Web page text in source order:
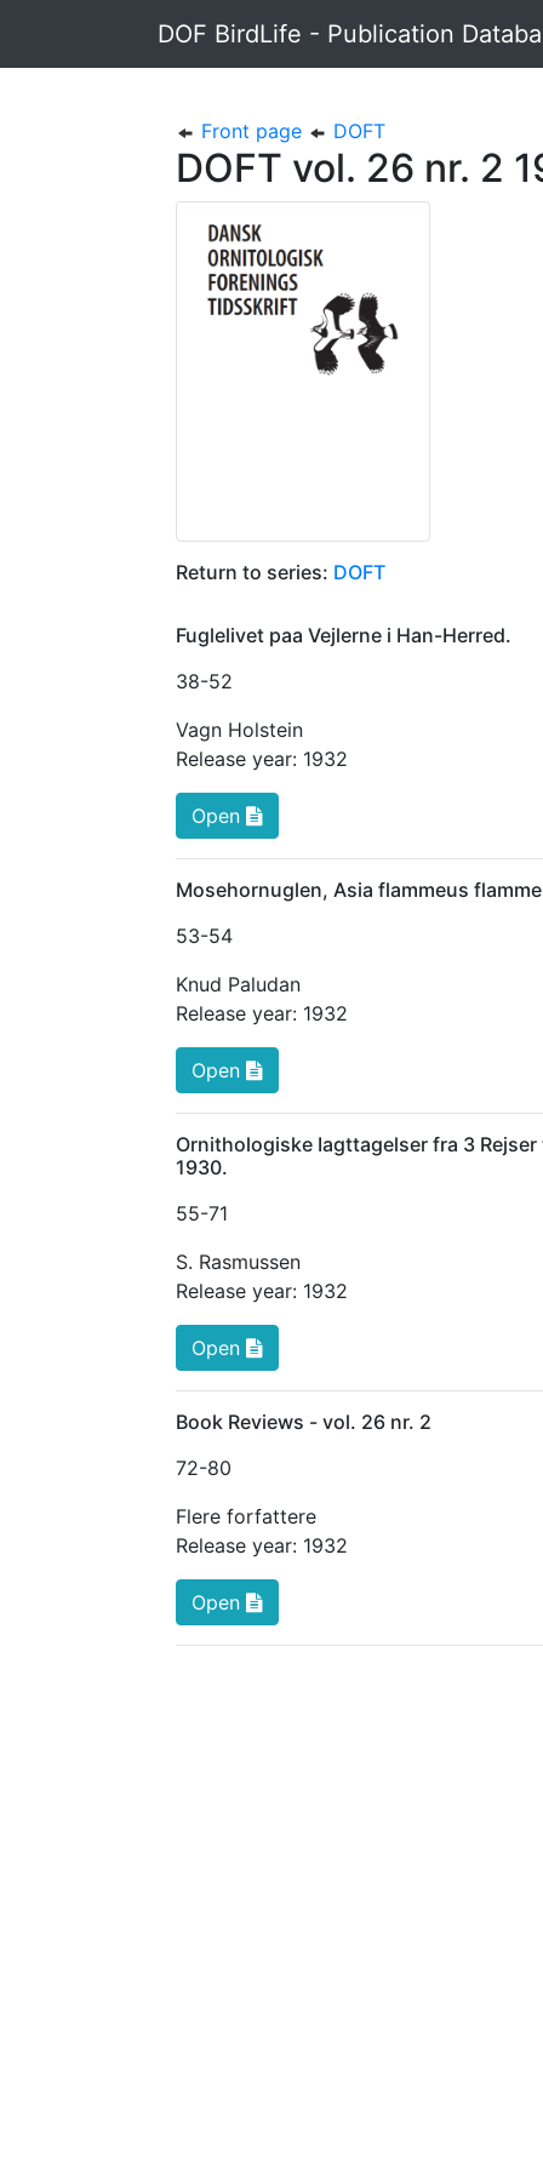
DOF BirdLife - Publication
Front page DOFT
DOFT vol. 26 nr. 2
Return to series: DOFT
Fuglelivet paa Vejlerne i Han-Herred.
38-52
Vagn Holstein
Release year: 1932
Open
Mosehornuglen, Asia flammeus
53-54
Knud Paludan
Release year: 1932
Open
Ornithologiske Iagttagelser fra 3
1930.
55-71
S. Rasmussen
Release year: 1932
Open
Book Reviews - vol. 26 nr. 2
72-80
Flere forfattere
Release year: 1932
Open